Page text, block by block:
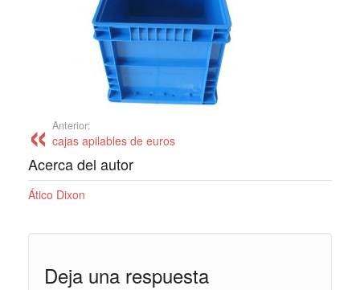
Anterior:
cajas apilables de euros
Acerca del autor
Ático Dixon
Deja una respuesta